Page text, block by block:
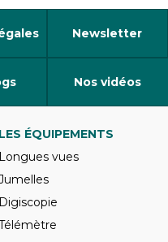
Newsletter
Nos vidéos
LES ÉQUIPEMENTS
Longues vues
Digiscopie